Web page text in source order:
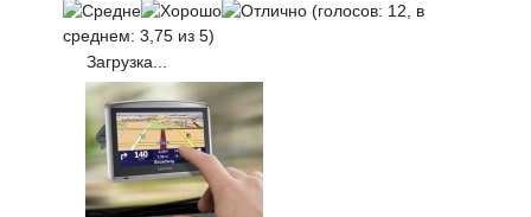
(голосов: 12, в
среднем: 3,75 из 5)
Загрузка...